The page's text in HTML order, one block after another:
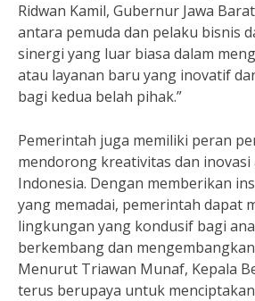
Ridwan Kamil, Gubernur Jawa
antara pemuda dan pelaku bisnis
sinergi yang luar biasa dalam
atau layanan baru yang inovatif
bagi kedua belah pihak.”
Pemerintah juga memiliki peran
mendorong kreativitas dan inovasi
Indonesia. Dengan memberikan
yang memadai, pemerintah dapat
lingkungan yang kondusif bagi
berkembang dan
Menurut Triawan Munaf, Kepala
terus berupaya untuk